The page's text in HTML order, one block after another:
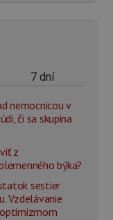
7 dní
nemocnicou v
či sa skupina
z
býka?
sestier
Vzdelávanie